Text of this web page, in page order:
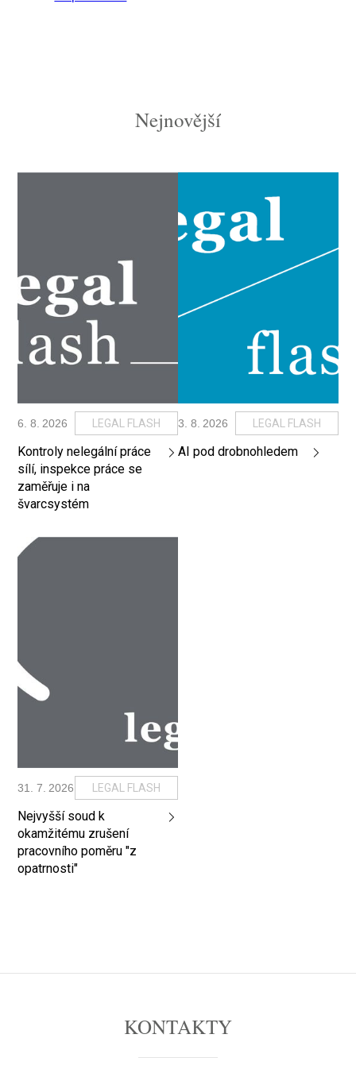
Nejnovější
6 8 2026 LEGAL FLASH
Kontroly nelegální práce
sílí, inspekce práce se
zaměřuje i na
švarcsystém
3 8 2026 LEGAL FLASH
AI pod drobnohledem
31 7 2026 LEGAL FLASH
Nejvyšší soud k
okamžitému zrušení
pracovního poměru "z
opatrnosti"
KONTAKTY